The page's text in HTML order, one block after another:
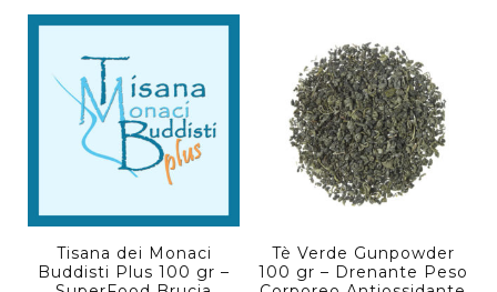
Tisana dei Monaci
Buddisti Plus 100 gr –
Tè Verde Gunpowder
100 gr – Drenante Peso